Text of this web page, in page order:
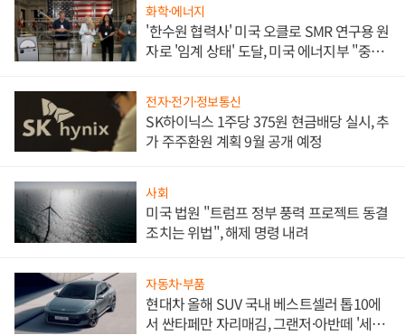
화학·에너지
'한수원 협력사' 미국 오클로 SMR 연구용 원
자로 '임계 상태' 도달, 미국 에너지부 "중요
전자·전기·정보통신
SK하이닉스 1주당 375원 현금배당 실시, 추
가 주주환원 계획 9월 공개 예정
사회
미국 법원 "트럼프 정부 풍력 프로젝트 동결
조치는 위법", 해제 명령 내려
자동차·부품
현대차 올해 SUV 국내 베스트셀러 톱10에
서 싼타페만 자리매김, 그랜저·아반떼 '세단